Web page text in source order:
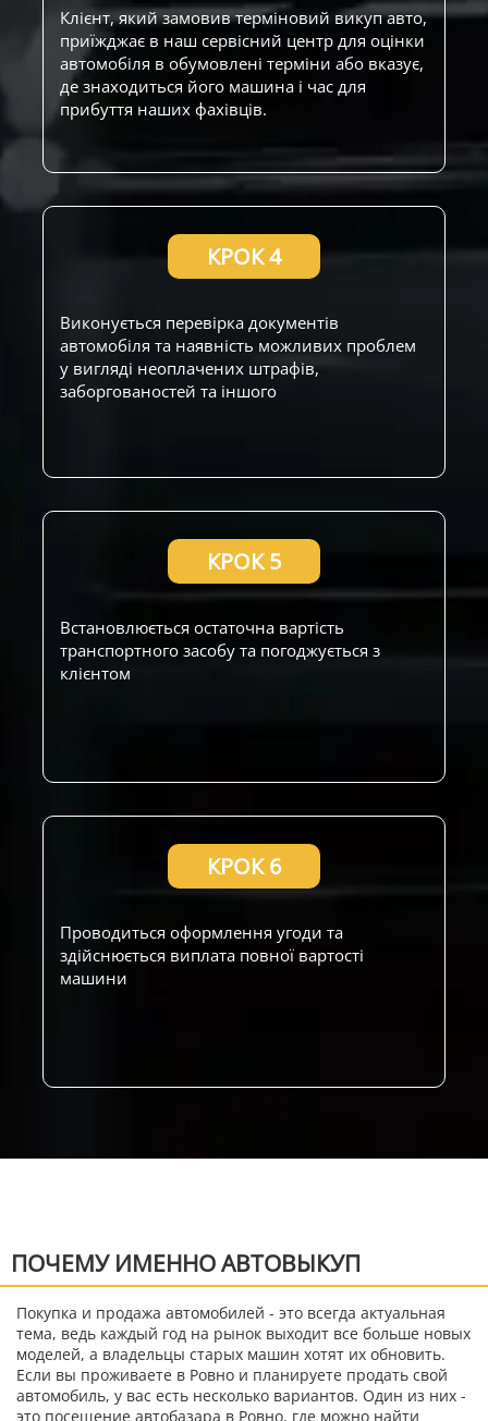
Клієнт, який замовив терміновий викуп авто,
приїжджає в наш сервісний центр для оцінки
автомобіля в обумовлені терміни або вказує,
де знаходиться його машина і час для
прибуття наших фахівців.
КРОК 4
Виконується перевірка документів
автомобіля та наявність можливих проблем
у вигляді неоплачених штрафів,
заборгованостей та іншого
КРОК 5
Встановлюється остаточна вартість
транспортного засобу та погоджується з
клієнтом
КРОК 6
Проводиться оформлення угоди та
здійснюється виплата повної вартості
машини
ПОЧЕМУ ИМЕННО АВТОВЫКУП
Покупка и продажа автомобилей - это всегда актуальная
тема, ведь каждый год на рынок выходит все больше новых
моделей, а владельцы старых машин хотят их обновить.
Если вы проживаете в Ровно и планируете продать свой
автомобиль, у вас есть несколько вариантов. Один из них -
это посещение автобазара в Ровно, где можно найти